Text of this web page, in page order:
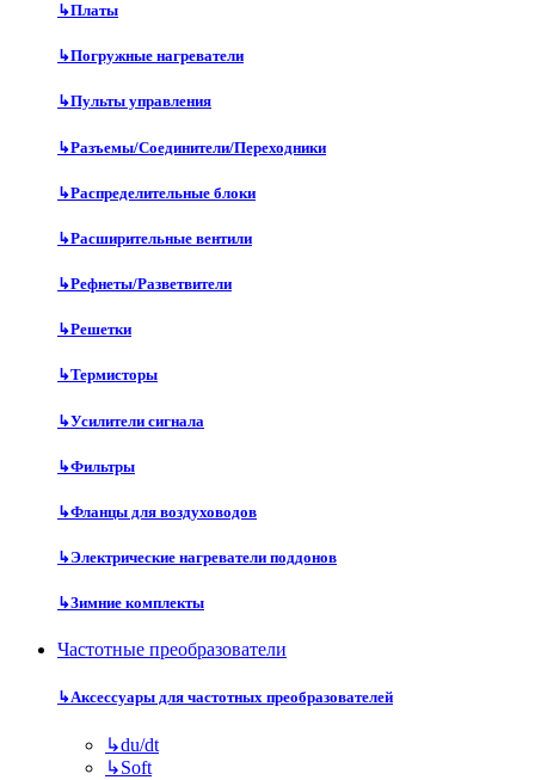
↳Платы
↳Погружные нагреватели
↳Пульты управления
↳Разъемы/Соединители/Переходники
↳Распределительные блоки
↳Расширительные вентили
↳Рефнеты/Разветвители
↳Решетки
↳Термисторы
↳Усилители сигнала
↳Фильтры
↳Фланцы для воздуховодов
↳Электрические нагреватели поддонов
↳Зимние комплекты
Частотные преобразователи
↳Аксессуары для частотных преобразователей
↳du/dt
↳Soft